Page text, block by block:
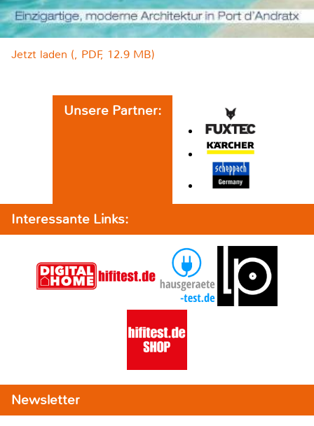
Jetzt laden (, PDF, 12.9 MB)
Unsere Partner:
Interessante Links:
Newsletter